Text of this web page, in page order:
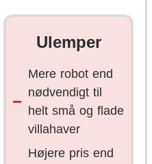
Ulemper
Mere robot end
nødvendigt til
helt små og flade
villahaver
Højere pris end